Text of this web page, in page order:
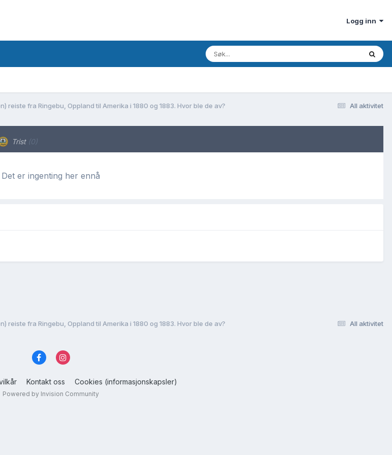
Logg inn
All aktivitet
reiste fra Ringebu, Oppland til Amerika i 1880 og 1883. Hvor ble de av?
Trist (0)
Det er ingenting her ennå
All aktivitet
reiste fra Ringebu, Oppland til Amerika i 1880 og 1883. Hvor ble de av?
Kontakt oss Cookies (informasjonskapsler)
Powered by Invision Community